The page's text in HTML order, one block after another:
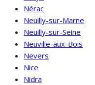
Nérac
Neuilly-sur-Marne
Neuilly-sur-Seine
Neuville-aux-Bois
Nevers
Nice
Nidra